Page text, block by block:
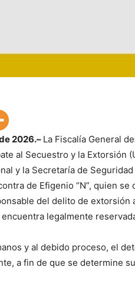
2026.– La Fiscalía General
al Secuestro y la Extorsión
y la Secretaría de
de Efigenio “N”, quien
del delito de extorsión
legalmente
y al debido proceso, el
a fin de que se determine